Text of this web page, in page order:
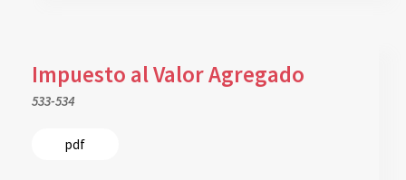
Impuesto al Valor Agregado
533-534
pdf